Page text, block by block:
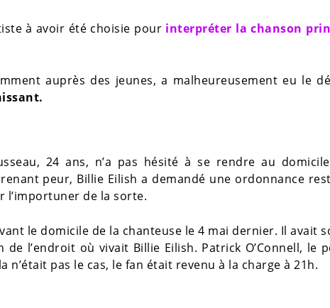
à avoir été choisie pour interpréter la chanson
auprès des jeunes, a malheureusement eu le
24 ans, n’a pas hésité à se rendre au
peur, Billie Eilish a demandé une ordonnance
l’importuner de la sorte.
le domicile de la chanteuse le 4 mai dernier. Il avait
l’endroit où vivait Billie Eilish. Patrick O’Connell, le
pas le cas, le fan était revenu à la charge à 21h.